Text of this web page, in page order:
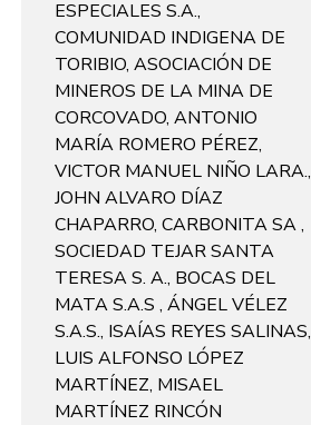
ESPECIALES S.A.,
COMUNIDAD INDIGENA DE
TORIBIO, ASOCIACIÓN DE
MINEROS DE LA MINA DE
CORCOVADO, ANTONIO
MARÍA ROMERO PÉREZ,
VICTOR MANUEL NIÑO LARA.,
JOHN ALVARO DÍAZ
CHAPARRO, CARBONITA SA ,
SOCIEDAD TEJAR SANTA
TERESA S. A., BOCAS DEL
MATA S.A.S , ÁNGEL VÉLEZ
S.A.S., ISAÍAS REYES SALINAS,
LUIS ALFONSO LÓPEZ
MARTÍNEZ, MISAEL
MARTÍNEZ RINCÓN